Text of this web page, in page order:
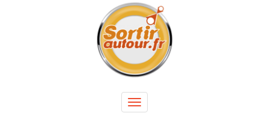
Toggle
navigation
Panneau de gestion des cookies